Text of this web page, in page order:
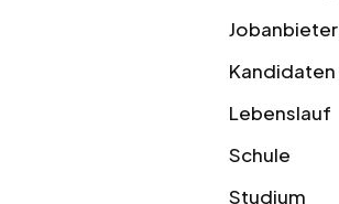
Jobanbieter
Kandidaten
Lebenslauf
Schule
Studium